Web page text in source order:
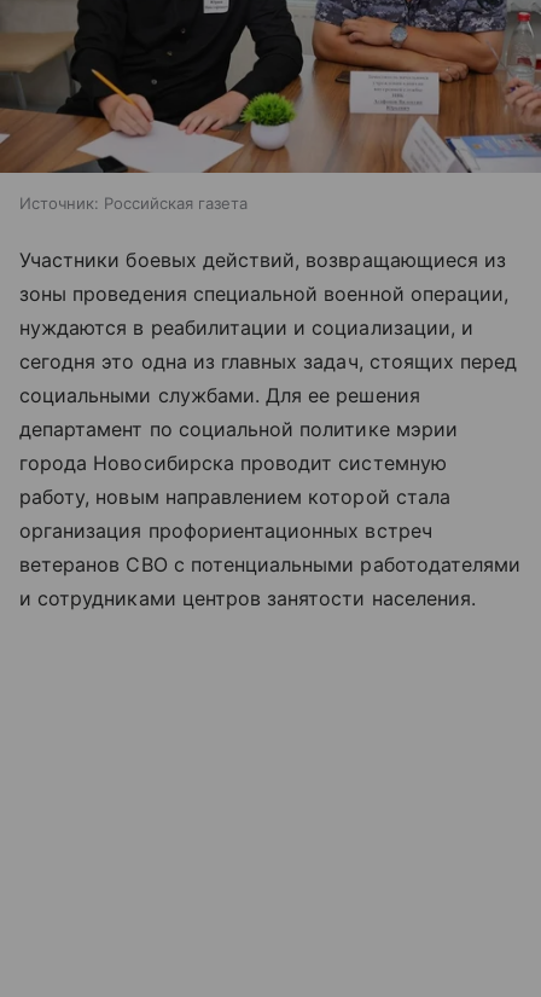
Источник: Российская газета
Участники боевых действий, возвращающиеся из
зоны проведения специальной военной операции,
нуждаются в реабилитации и социализации, и
сегодня это одна из главных задач, стоящих перед
социальными службами. Для ее решения
департамент по социальной политике мэрии
города Новосибирска проводит системную
работу, новым направлением которой стала
организация профориентационных встреч
ветеранов СВО с потенциальными работодателями
и сотрудниками центров занятости населения.